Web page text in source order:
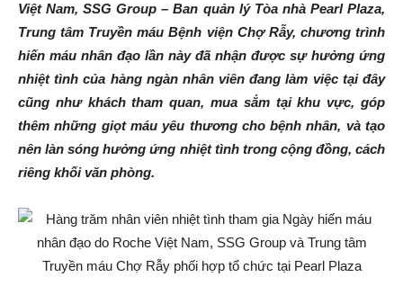
Việt Nam, SSG Group – Ban quản lý Tòa nhà Pearl Plaza,
Trung tâm Truyền máu Bệnh viện Chợ Rẫy, chương trình
hiến máu nhân đạo lần này đã nhận được sự hưởng ứng
nhiệt tình của hàng ngàn nhân viên đang làm việc tại đây
cũng như khách tham quan, mua sắm tại khu vực, góp
thêm những giọt máu yêu thương cho bệnh nhân, và tạo
nên làn sóng hưởng ứng nhiệt tình trong cộng đồng, cách
riêng khối văn phòng.